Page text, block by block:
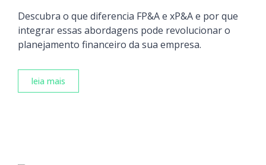
Descubra o que diferencia FP&A e xP&A e por que
integrar essas abordagens pode revolucionar o
planejamento financeiro da sua empresa.
leia mais